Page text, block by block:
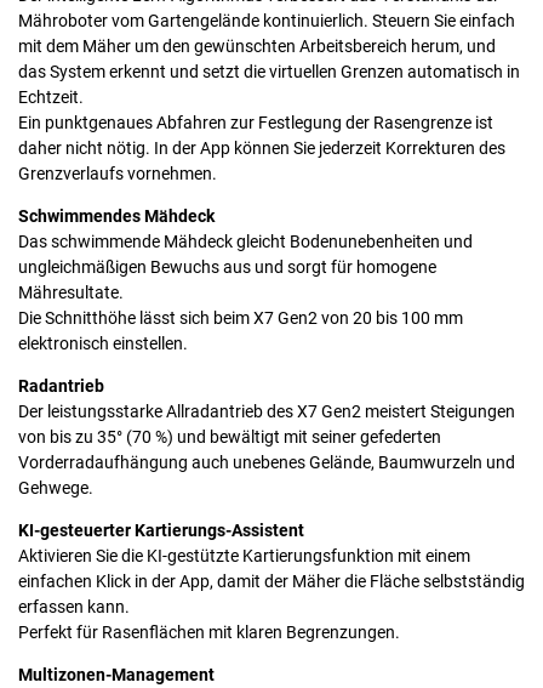
Mähroboter vom Gartengelände kontinuierlich. Steuern Sie einfach
mit dem Mäher um den gewünschten Arbeitsbereich herum, und
das System erkennt und setzt die virtuellen Grenzen automatisch in
Echtzeit.
Ein punktgenaues Abfahren zur Festlegung der Rasengrenze ist
daher nicht nötig. In der App können Sie jederzeit Korrekturen des
Grenzverlaufs vornehmen.
Schwimmendes Mähdeck
Das schwimmende Mähdeck gleicht Bodenunebenheiten und
ungleichmäßigen Bewuchs aus und sorgt für homogene
Mähresultate.
Die Schnitthöhe lässt sich beim X7 Gen2 von 20 bis 100 mm
elektronisch einstellen.
Radantrieb
Der leistungsstarke Allradantrieb des X7 Gen2 meistert Steigungen
von bis zu 35° (70 %) und bewältigt mit seiner gefederten
Vorderradaufhängung auch unebenes Gelände, Baumwurzeln und
Gehwege.
KI-gesteuerter Kartierungs-Assistent
Aktivieren Sie die KI-gestützte Kartierungsfunktion mit einem
einfachen Klick in der App, damit der Mäher die Fläche selbstständig
erfassen kann.
Perfekt für Rasenflächen mit klaren Begrenzungen.
Multizonen-Management